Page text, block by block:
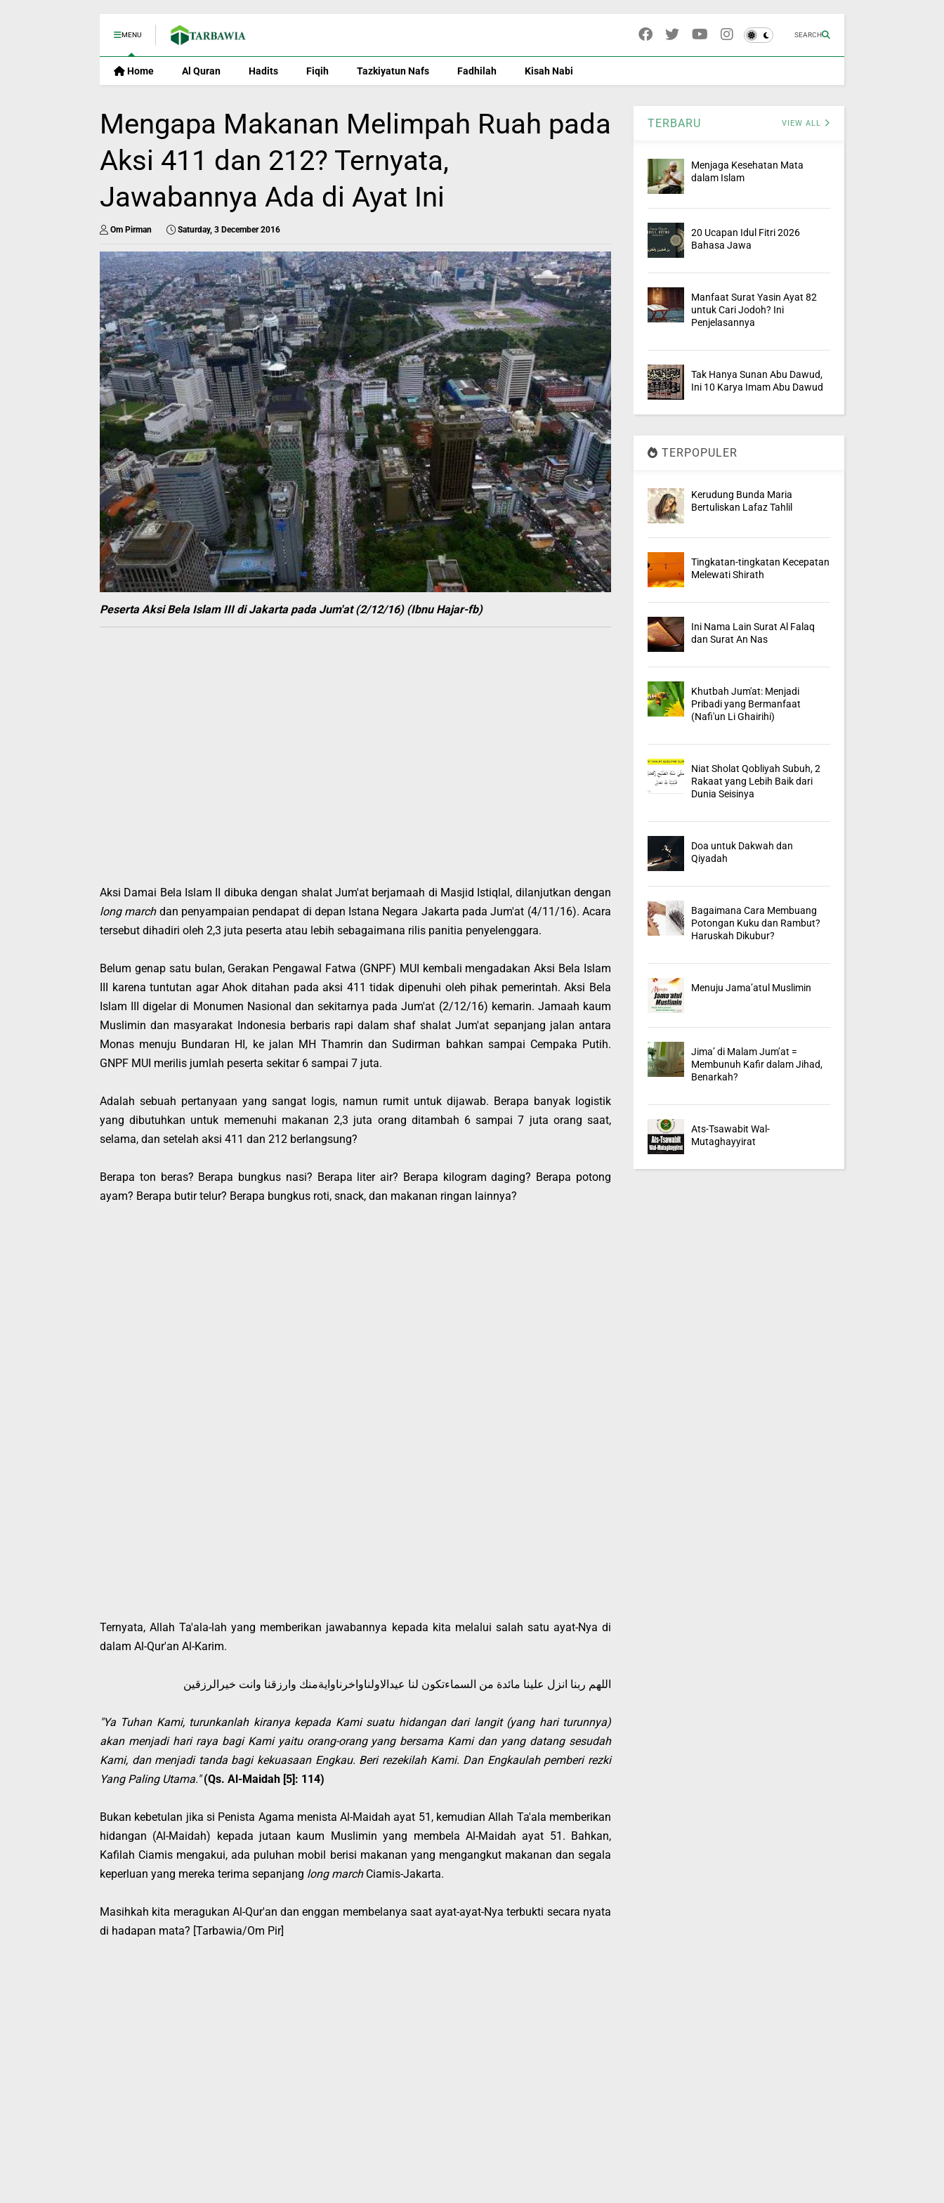
MENU SEARCH
Home Al Quran Hadits Fiqih Tazkiyatun Nafs Fadhilah Kisah Nabi
Mengapa Makanan Melimpah Ruah pada
Aksi 411 dan 212? Ternyata,
Jawabannya Ada di Ayat Ini
Om Pirman Saturday, 3 December 2016
Peserta Aksi Bela Islam III di Jakarta pada Jum'at (2/12/16) (Ibnu Hajar-fb)
Aksi Damai Bela Islam II dibuka dengan shalat Jum'at berjamaah di Masjid Istiqlal, dilanjutkan dengan
long marchdan penyampaian pendapat di depan Istana Negara Jakarta pada Jum'at (4/11/16). Acara
tersebut dihadiri oleh 2,3 juta peserta atau lebih sebagaimana rilis panitia penyelenggara.
Belum genap satu bulan, Gerakan Pengawal Fatwa (GNPF) MUI kembali mengadakan Aksi Bela Islam
III karena tuntutan agar Ahok ditahan pada aksi 411 tidak dipenuhi oleh pihak pemerintah. Aksi Bela
Islam III digelar di Monumen Nasional dan sekitarnya pada Jum'at (2/12/16) kemarin. Jamaah kaum
Muslimin dan masyarakat Indonesia berbaris rapi dalam shaf shalat Jum'at sepanjang jalan antara
Monas menuju Bundaran HI, ke jalan MH Thamrin dan Sudirman bahkan sampai Cempaka Putih.
GNPF MUI merilis jumlah peserta sekitar 6 sampai 7 juta.
Adalah sebuah pertanyaan yang sangat logis, namun rumit untuk dijawab. Berapa banyak logistik
yang dibutuhkan untuk memenuhi makanan 2,3 juta orang ditambah 6 sampai 7 juta orang saat,
selama, dan setelah aksi 411 dan 212 berlangsung?
Berapa ton beras? Berapa bungkus nasi? Berapa liter air? Berapa kilogram daging? Berapa potong
ayam? Berapa butir telur? Berapa bungkus roti, snack, dan makanan ringan lainnya?
Ternyata, Allah Ta'ala-lah yang memberikan jawabannya kepada kita melalui salah satu ayat-Nya di
dalam Al-Qur'an Al-Karim.
اللهم ربنا انزل علينا مائدة من السماءتكون لنا عيدالاولناواخرناوايةمنك وارزقنا وانت خيرالرزقين
"Ya Tuhan Kami, turunkanlah kiranya kepada Kami suatu hidangan dari langit (yang hari turunnya)
akan menjadi hari raya bagi Kami yaitu orang-orang yang bersama Kami dan yang datang sesudah
Kami, dan menjadi tanda bagi kekuasaan Engkau. Beri rezekilah Kami. Dan Engkaulah pemberi rezki
Yang Paling Utama."(Qs. Al-Maidah [5]: 114)
Bukan kebetulan jika si Penista Agama menista Al-Maidah ayat 51, kemudian Allah Ta'ala memberikan
hidangan (Al-Maidah) kepada jutaan kaum Muslimin yang membela Al-Maidah ayat 51. Bahkan,
Kafilah Ciamis mengakui, ada puluhan mobil berisi makanan yang mengangkut makanan dan segala
keperluan yang mereka terima sepanjang long marchCiamis-Jakarta.
Masihkah kita meragukan Al-Qur'an dan enggan membelanya saat ayat-ayat-Nya terbukti secara nyata
di hadapan mata? [Tarbawia/Om Pir]
TERBARU VIEW ALL
Menjaga Kesehatan Mata
dalam Islam
20 Ucapan Idul Fitri 2026
Bahasa Jawa
Manfaat Surat Yasin Ayat 82
untuk Cari Jodoh? Ini
Penjelasannya
Tak Hanya Sunan Abu Dawud,
Ini 10 Karya Imam Abu Dawud
TERPOPULER
Kerudung Bunda Maria
Bertuliskan Lafaz Tahlil
Tingkatan-tingkatan Kecepatan
Melewati Shirath
Ini Nama Lain Surat Al Falaq
dan Surat An Nas
Khutbah Jum'at: Menjadi
Pribadi yang Bermanfaat
(Nafi'un Li Ghairihi)
Niat Sholat Qobliyah Subuh, 2
Rakaat yang Lebih Baik dari
Dunia Seisinya
Doa untuk Dakwah dan
Qiyadah
Bagaimana Cara Membuang
Potongan Kuku dan Rambut?
Haruskah Dikubur?
Menuju Jama’atul Muslimin
Jima’ di Malam Jum’at =
Membunuh Kafir dalam Jihad,
Benarkah?
Ats-Tsawabit Wal-
Mutaghayyirat